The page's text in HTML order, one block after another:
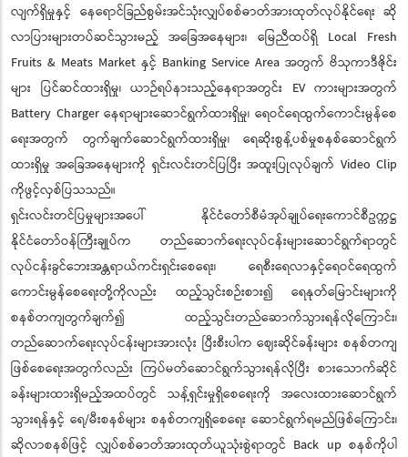
လျက်ရှိမှုနှင့် နေရောင်ခြည်စွမ်းအင်သုံးလျှပ်စစ်ဓာတ်အားထုတ်လုပ်နိုင်ရေး ဆို
လာပြားများတပ်ဆင်သွားမည့် အခြေအနေများ၊ မြေညီထပ်ရှိ Local Fresh
Fruits & Meats Market နှင့် Banking Service Area အတွက် ဗိသုကာဒီဇိုင်း
များ ပြင်ဆင်ထားရှိမှု၊ ယာဉ်ရပ်နားသည့်နေရာအတွင်း EV ကားများအတွက်
Battery Charger နေရာများဆောင်ရွက်ထားရှိမှု၊ ရေဝင်ရေထွက်ကောင်းမွန်စေ
ရေးအတွက် တွက်ချက်ဆောင်ရွက်ထားရှိမှု၊ ရေဆိုးစွန့်ပစ်မှုစနစ်ဆောင်ရွက်
ထားရှိမှု အခြေအနေများကို ရှင်းလင်းတင်ပြပြီး အထူးပြုလုပ်ချက် Video Clip
ကိုဖွင့်လှစ်ပြသသည်။
ရှင်းလင်းတင်ပြမှုများအပေါ် နိုင်ငံတော်စီမံအုပ်ချုပ်ရေးကောင်စီဥက္ကဋ္ဌ
နိုင်ငံတော်ဝန်ကြီးချုပ်က တည်ဆောက်ရေးလုပ်ငန်းများဆောင်ရွက်ရာတွင်
လုပ်ငန်းခွင်ဘေးအန္တရာယ်ကင်းရှင်းစေရေး၊ ရေစီးရေလာနှင့်ရေဝင်ရေထွက်
ကောင်းမွန်စေရေးတို့ကိုလည်း ထည့်သွင်းစဉ်းစား၍ ရေနုတ်မြောင်းများကို
စနစ်တကျတွက်ချက်၍ ထည့်သွင်းတည်ဆောက်သွားရန်လိုကြောင်း၊
တည်ဆောက်ရေးလုပ်ငန်းများအားလုံး ပြီးစီးပါက ဈေးဆိုင်ခန်းများ စနစ်တကျ
ဖြစ်စေရေးအတွက်လည်း ကြပ်မတ်ဆောင်ရွက်သွားရန်လိုပြီး စားသောက်ဆိုင်
ခန်းများထားရှိမည့်အထပ်တွင် သန့်ရှင်းမှုရှိစေရေးကို အလေးထားဆောင်ရွက်
သွားရန်နှင့် ရေ/မီးစနစ်များ စနစ်တကျရှိစေရေး ဆောင်ရွက်ရမည်ဖြစ်ကြောင်း၊
ဆိုလာစနစ်ဖြင့် လျှပ်စစ်ဓာတ်အားထုတ်ယူသုံးစွဲရာတွင် Back up စနစ်ကိုပါ